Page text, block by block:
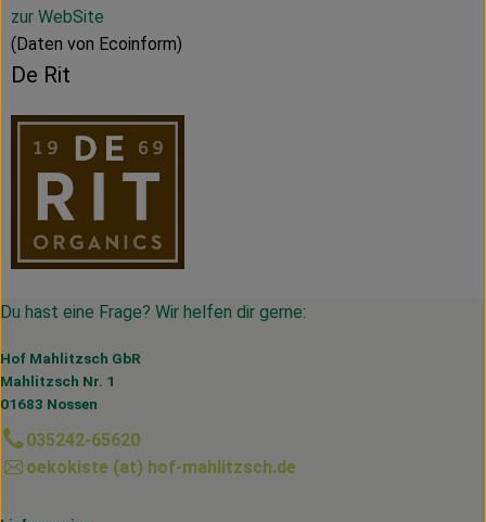
zur WebSite
(Daten von Ecoinform)
De Rit
Du hast eine Frage? Wir helfen dir gerne:
Hof Mahlitzsch GbR
Mahlitzsch Nr. 1
01683 Nossen
035242-65620
oekokiste (at) hof-mahlitzsch.de